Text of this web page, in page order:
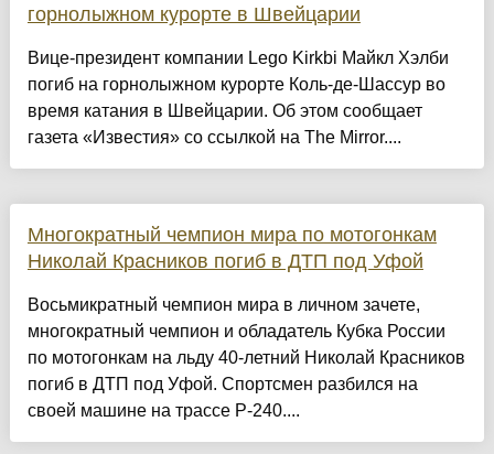
горнолыжном курорте в Швейцарии
Вице-президент компании Lego Kirkbi Майкл Хэлби
погиб на горнолыжном курорте Коль-де-Шассур во
время катания в Швейцарии. Об этом сообщает
газета «Известия» со ссылкой на The Mirror....
Многократный чемпион мира по мотогонкам
Николай Красников погиб в ДТП под Уфой
Восьмикратный чемпион мира в личном зачете,
многократный чемпион и обладатель Кубка России
по мотогонкам на льду 40-летний Николай Красников
погиб в ДТП под Уфой. Спортсмен разбился на
своей машине на трассе Р-240....